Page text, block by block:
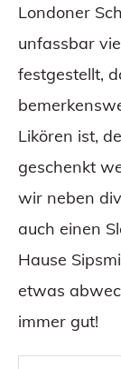
Londoner
unfassbar
festgestellt,
Likören ist,
geschenkt
wir neben
auch einen
Hause
etwas
immer gut!